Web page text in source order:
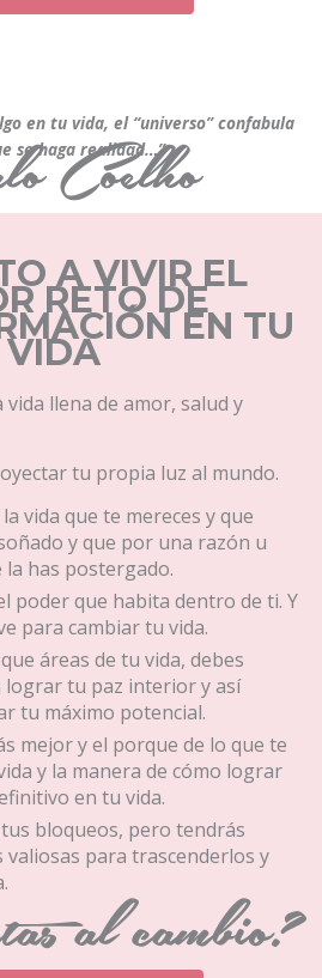
en tu vida, el “universo” confabula
se haga realidad…”
Coelho
A VIVIR EL
RETO DE
EN TU
VIDA
llena de amor, salud y
tu propia luz al mundo.
vida que te mereces y que
y que por una razón u
has postergado.
poder que habita dentro de ti. Y
para cambiar tu vida.
áreas de tu vida, debes
tu paz interior y así
tu máximo potencial.
mejor y el porque de lo que te
y la manera de cómo lograr
en tu vida.
bloqueos, pero tendrás
para trascenderlos y
al cambio?